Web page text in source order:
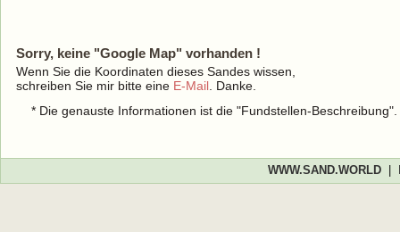
Sorry, keine "Google Map" vorhanden !
Wenn Sie die Koordinaten dieses Sandes wissen,
schreiben Sie mir bitte eine E-Mail . Danke.
* Die genauste Informationen ist die "Fundstellen-
WWW.SAND.WORLD|